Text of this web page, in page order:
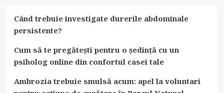
Când trebuie investigate durerile abdominale
persistente?
Cum să te pregătești pentru o ședință cu un
psiholog online din confortul casei tale
Ambrozia trebuie smulsă acum: apel la voluntari